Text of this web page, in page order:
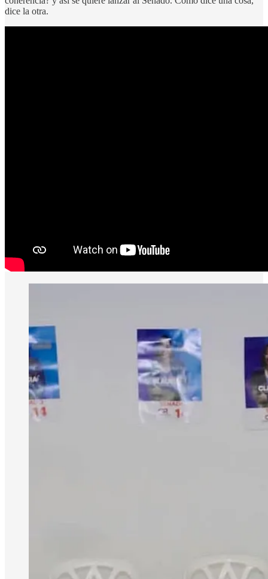
dice la otra.